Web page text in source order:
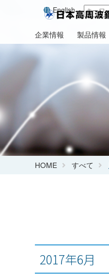
English
企業情報 製品情報
HOME すべて
2017年6月